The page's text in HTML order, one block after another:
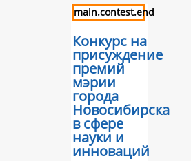
main.contest.end
Конкурс на
присуждение
премий
мэрии
города
Новосибирска
в сфере
науки и
инноваций